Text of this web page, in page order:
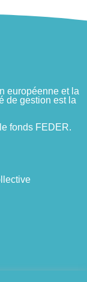
européenne et la
de gestion est la
fonds FEDER.